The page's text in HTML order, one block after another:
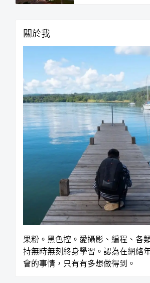
關於我
果粉。黑色控。愛攝影、編程、各
持無時無刻終身學習。認為在網絡
會的事情，只有有多想做得到。